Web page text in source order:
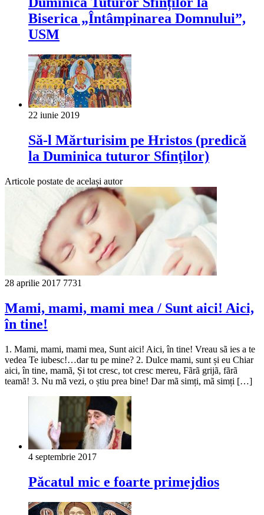
Biserica „Întâmpinarea Domnului”,
USM
22 iunie 2019
Să-l Mărturisim pe Hristos (predică
la Duminica tuturor Sfinţilor)
Articole postate de același autor
28 aprilie 2017 7731
Mami, mami, mami mea / Sunt aici! Aici,
în tine!
1. Mami, mami, mami mea, Sunt aici! Aici, în tine! Vreau sã ies a te
vedea Te iubesc!…dar tu pe mine? 2. Dulce mami, sunt și eu Chiar
aici, în tine, mamã, Și tot cresc, tot cresc mereu, Fãrã grijã, fãrã
teamã! 3. Nu mã vezi, o știu prea bine! Dar mã simți, mã simți […]
4 septembrie 2017
Păcatul mic e foarte primejdios